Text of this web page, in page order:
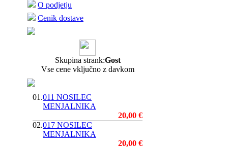
O podjetju
Cenik dostave
Skupina strank:Gost
Vse cene vključno z davkom
01.011 NOSILEC
MENJALNIKA
20,00 €
02.017 NOSILEC
MENJALNIKA
20,00 €